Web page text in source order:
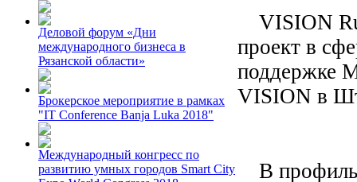
Деловой форум «Дни
международного бизнеса в
Рязанской области»
Брокерское мероприятие в рамках
"IT Conference Banja Luka 2018"
Международный конгресс по
развитию умных городов Smart City
VISION
проект в
поддержке
VISION в
В профиль